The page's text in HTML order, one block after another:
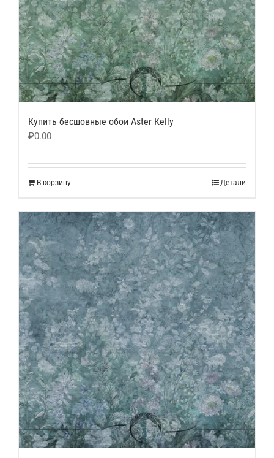
Купить бесшовные обои Аster Кelly
₽0.00
В корзину Детали